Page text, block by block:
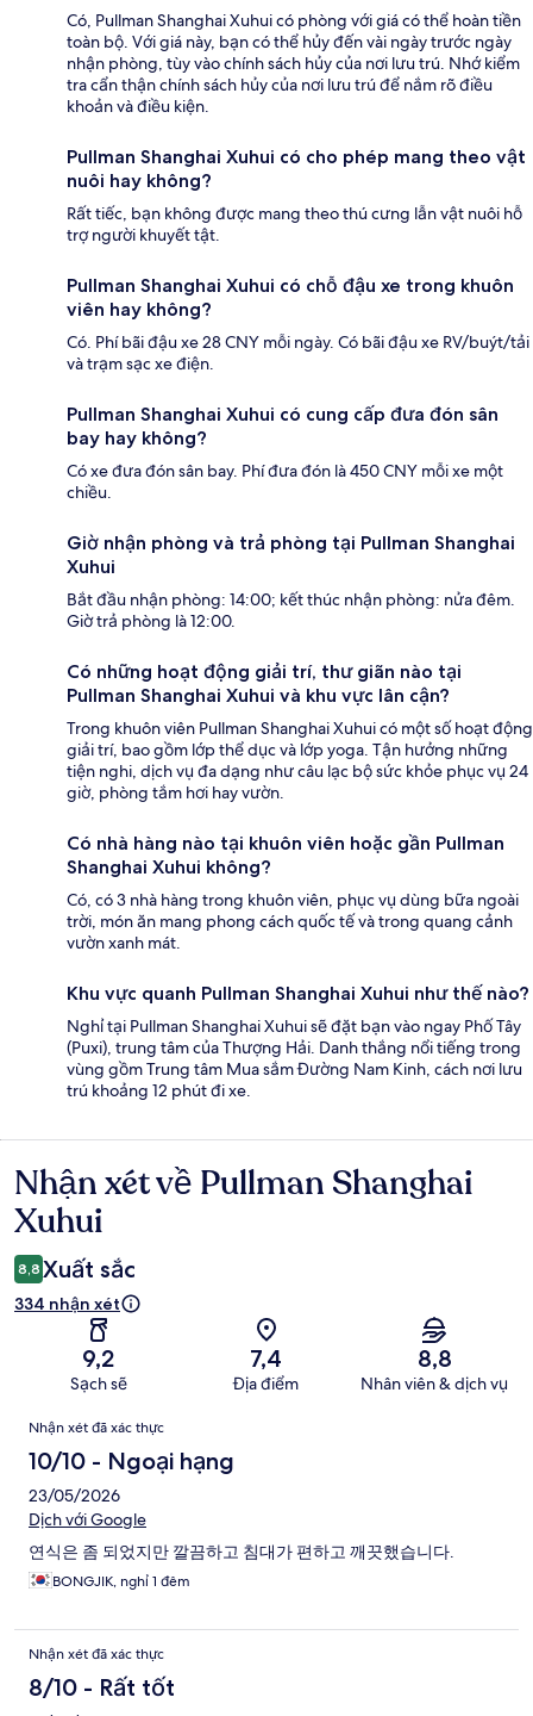
Có, Pullman Shanghai Xuhui có phòng với giá có thể hoàn tiền
toàn bộ. Với giá này, bạn có thể hủy đến vài ngày trước ngày
nhận phòng, tùy vào chính sách hủy của nơi lưu trú. Nhớ kiểm
tra cẩn thận chính sách hủy của nơi lưu trú để nắm rõ điều
khoản và điều kiện.
Pullman Shanghai Xuhui có cho phép mang theo vật
nuôi hay không?
Rất tiếc, bạn không được mang theo thú cưng lẫn vật nuôi hỗ
trợ người khuyết tật.
Pullman Shanghai Xuhui có chỗ đậu xe trong khuôn
viên hay không?
Có. Phí bãi đậu xe 28 CNY mỗi ngày. Có bãi đậu xe RV/buýt/tải
và trạm sạc xe điện.
Pullman Shanghai Xuhui có cung cấp đưa đón sân
bay hay không?
Có xe đưa đón sân bay. Phí đưa đón là 450 CNY mỗi xe một
chiều.
Giờ nhận phòng và trả phòng tại Pullman Shanghai
Xuhui
Bắt đầu nhận phòng: 14:00; kết thúc nhận phòng: nửa đêm.
Giờ trả phòng là 12:00.
Có những hoạt động giải trí, thư giãn nào tại
Pullman Shanghai Xuhui và khu vực lân cận?
Trong khuôn viên Pullman Shanghai Xuhui có một số hoạt động
giải trí, bao gồm lớp thể dục và lớp yoga. Tận hưởng những
tiện nghi, dịch vụ đa dạng như câu lạc bộ sức khỏe phục vụ 24
giờ, phòng tắm hơi hay vườn.
Có nhà hàng nào tại khuôn viên hoặc gần Pullman
Shanghai Xuhui không?
Có, có 3 nhà hàng trong khuôn viên, phục vụ dùng bữa ngoài
trời, món ăn mang phong cách quốc tế và trong quang cảnh
vườn xanh mát.
Khu vực quanh Pullman Shanghai Xuhui như thế nào?
Nghỉ tại Pullman Shanghai Xuhui sẽ đặt bạn vào ngay Phố Tây
(Puxi), trung tâm của Thượng Hải. Danh thắng nổi tiếng trong
vùng gồm Trung tâm Mua sắm Đường Nam Kinh, cách nơi lưu
trú khoảng 12 phút đi xe.
Nhận
xét
Nhận xét về Pullman Shanghai
Xuhui
8,8 Xuất sắc
334 nhận xét
9,2
Sạch sẽ
7,4
Địa điểm
8,8
Nhân viên & dịch vụ
Nhận
xét
Nhận xét đã xác thực
10/10 - Ngoại hạng
23/05/2026
Dịch với Google
연식은 좀 되었지만 깔끔하고 침대가 편하고 깨끗했습니다.
BONGJIK, nghỉ 1 đêm
Nhận xét đã xác thực
8/10 - Rất tốt